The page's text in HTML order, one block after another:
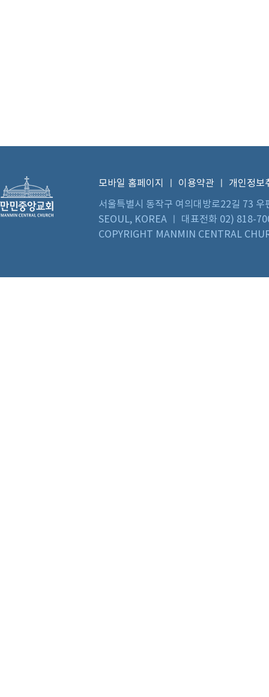
모바일 홈페이지 이용약관
개인정보
서울특별시 동작구 여의대방로22길 73
SEOUL, KOREA ㅣ 대표전화 02) 818-
COPYRIGHT MANMIN CENTRAL